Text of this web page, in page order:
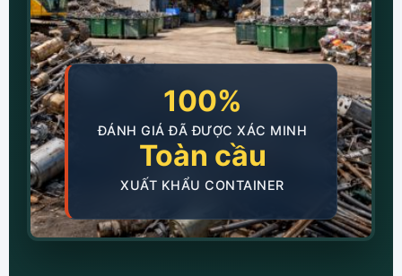
100%
ĐÁNH GIÁ ĐÃ ĐƯỢC XÁC MINH
Toàn cầu
XUẤT KHẨU CONTAINER